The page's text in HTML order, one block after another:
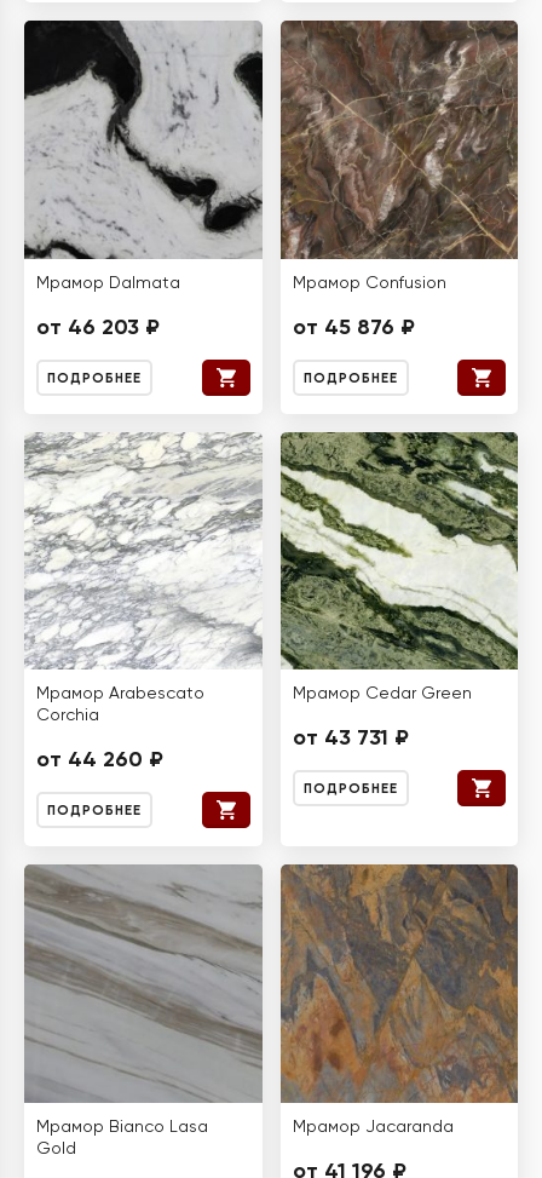
Мрамор Dalmata
от 46 203 ₽
ПОДРОБНЕЕ
Мрамор Confusion
от 45 876 ₽
ПОДРОБНЕЕ
Мрамор Arabescato
Corchia
от 44 260 ₽
ПОДРОБНЕЕ
Мрамор Cedar Green
от 43 731 ₽
ПОДРОБНЕЕ
Мрамор Bianco Lasa
Gold
Мрамор Jacaranda
от 41 196 ₽